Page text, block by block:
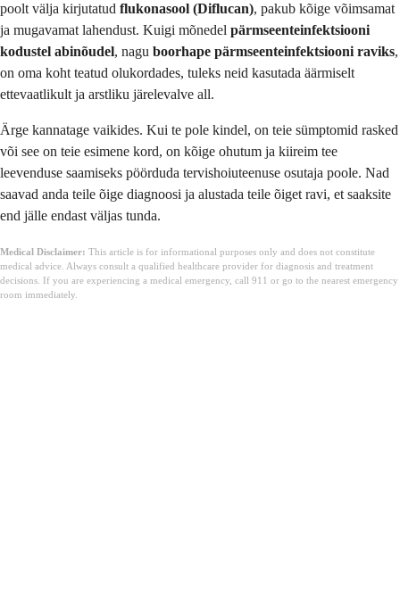
poolt välja kirjutatud flukonasool (Diflucan), pakub kõige võimsamat
ja mugavamat lahendust. Kuigi mõnedel pärmseenteinfektsiooni
kodustel abinõudel, nagu boorhape pärmseenteinfektsiooni raviks,
on oma koht teatud olukordades, tuleks neid kasutada äärmiselt
ettevaatlikult ja arstliku järelevalve all.
Ärge kannatage vaikides. Kui te pole kindel, on teie sümptomid rasked
või see on teie esimene kord, on kõige ohutum ja kiireim tee
leevenduse saamiseks pöörduda tervishoiuteenuse osutaja poole. Nad
saavad anda teile õige diagnoosi ja alustada teile õiget ravi, et saaksite
end jälle endast väljas tunda.
Medical Disclaimer: This article is for informational purposes only and does not constitute
medical advice. Always consult a qualified healthcare provider for diagnosis and treatment
decisions. If you are experiencing a medical emergency, call 911 or go to the nearest emergency
room immediately.